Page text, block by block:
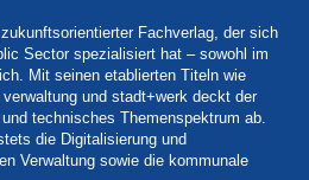
Fachverlag, der sich
Sector spezialisiert hat – sowohl im
Mit seinen etablierten Titeln wie
und stadt+werk deckt der
technisches Themenspektrum ab.
die Digitalisierung und
Verwaltung sowie die kommunale